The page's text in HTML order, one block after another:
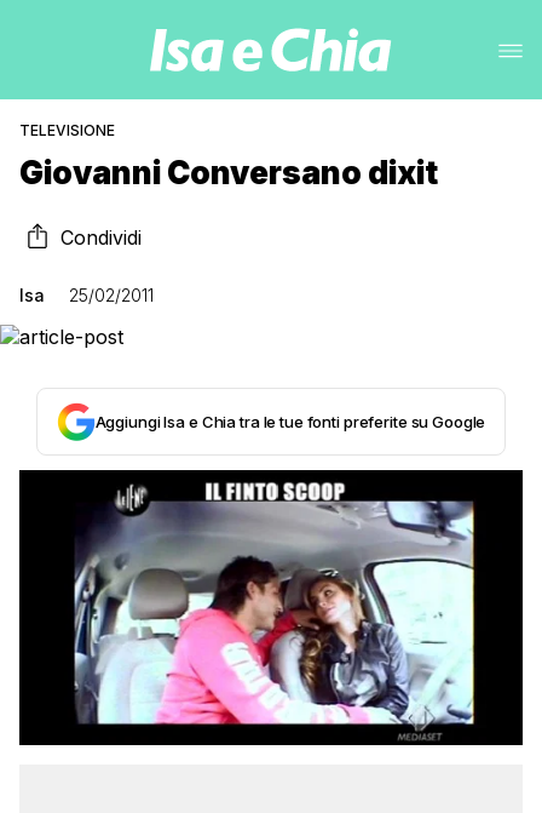
TELEVISIONE
Giovanni Conversano dixit
Condividi
Isa 25/02/2011
Aggiungi Isa e Chia tra le tue fonti preferite su Google